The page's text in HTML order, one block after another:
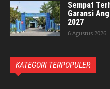
Sempat
Garansi
2027
6 Agustus 2026
KATEGORI TERPOPULER